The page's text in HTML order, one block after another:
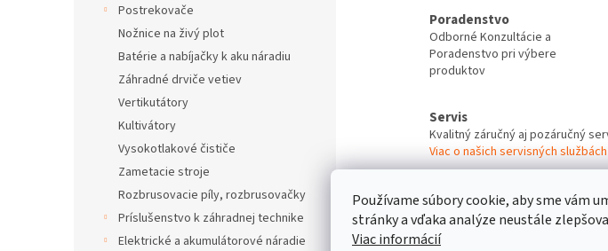
Používame súbory cookie, aby sme vám
stránky a vďaka analýze neustále
Viac informácií
Postrekovače
Nožnice na živý plot
Batérie a nabíjačky k aku náradiu
Záhradné drviče vetiev
Vertikutátory
Kultivátory
Vysokotlakové čističe
Zametacie stroje
Rozbrusovacie píly, rozbrusovačky
Príslušenstvo k záhradnej technike
Elektrické a akumulátorové náradie
Poradenstvo
Odborné Konzultácie a
Poradenstvo pri výbere
produktov
Servis
Kvalitný záručný aj pozáručný
Viac o našich servisných službách
Popis Diskusia Značka